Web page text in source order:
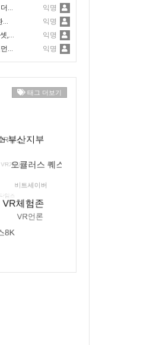
HP Reverb G2 업그레이드로 더 나은 트래킹과 새로운 얼굴 개스킷 추가
익명
Sony PSVR2, 게임 PC와 호환되도록 하는 것이 유리
익명
Linux 기반 Simula One 헤드셋, 사전 예약 오픈
익명
Vive Flow, VR 차내 엔터테인먼트에서 홀로라이드와 제휴
익명
태그 더보기